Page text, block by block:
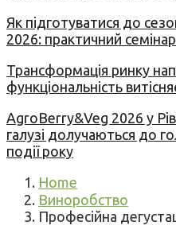
Як підготуватися до
2026: практичний
Трансформація ринку
функціональність
AgroBerry&Veg 2026 у
галузі долучаються до
події року
Home
Виноробство
Професійна